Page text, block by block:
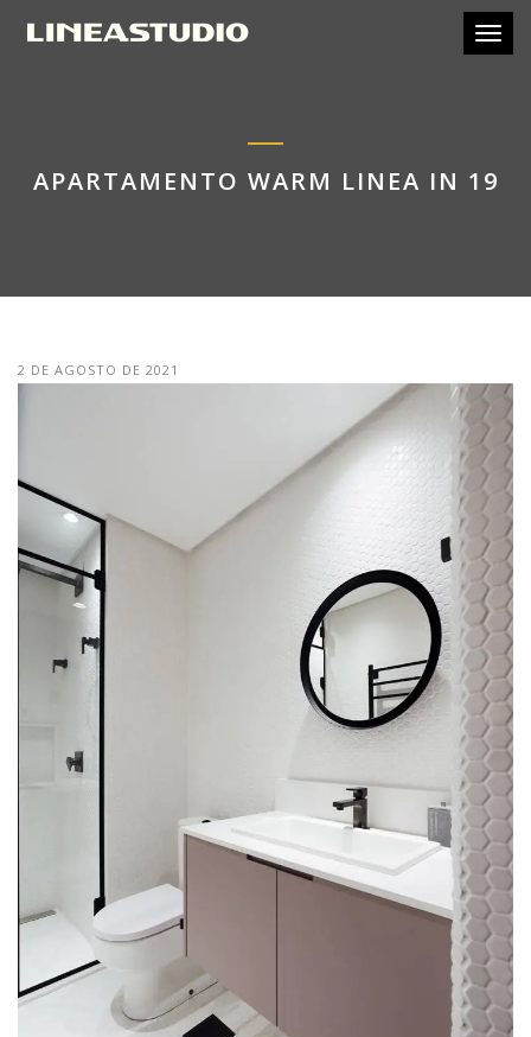
APARTAMENTO WARM LINEA IN 19
2 DE AGOSTO DE 2021